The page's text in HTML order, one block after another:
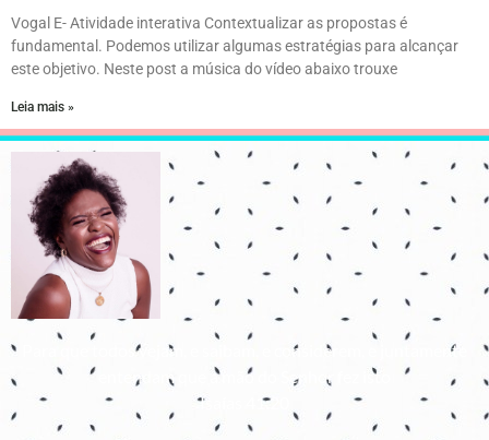
Vogal E- Atividade interativa Contextualizar as propostas é
fundamental. Podemos utilizar algumas estratégias para alcançar
este objetivo. Neste post a música do vídeo abaixo trouxe
Leia mais »
Para que todos vejam, e saibam, e considerem, e juntamente
entendam que a mão do Senhor fez isto
Isaías 41:20